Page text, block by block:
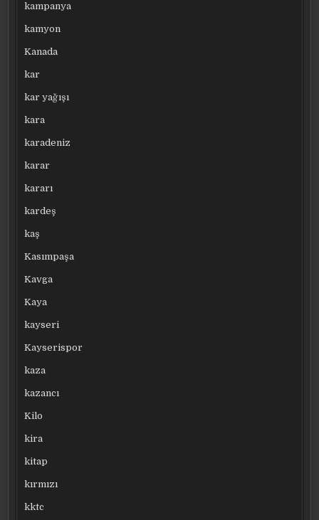
kampanya
kamyon
Kanada
kar
kar yağışı
kara
karadeniz
karar
kararı
kardeş
kaş
Kasımpaşa
Kavga
Kaya
kayseri
Kayserispor
kaza
kazancı
Kilo
kira
kitap
kırmızı
kktc